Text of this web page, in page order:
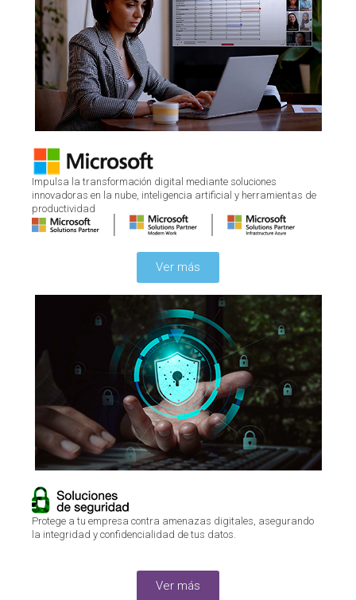
Impulsa la transformación digital mediante soluciones
innovadoras en la nube, inteligencia artificial y herramientas de
productividad
Ver más
Protege a tu empresa contra amenazas digitales, asegurando
la integridad y confidencialidad de tus datos.
Ver más